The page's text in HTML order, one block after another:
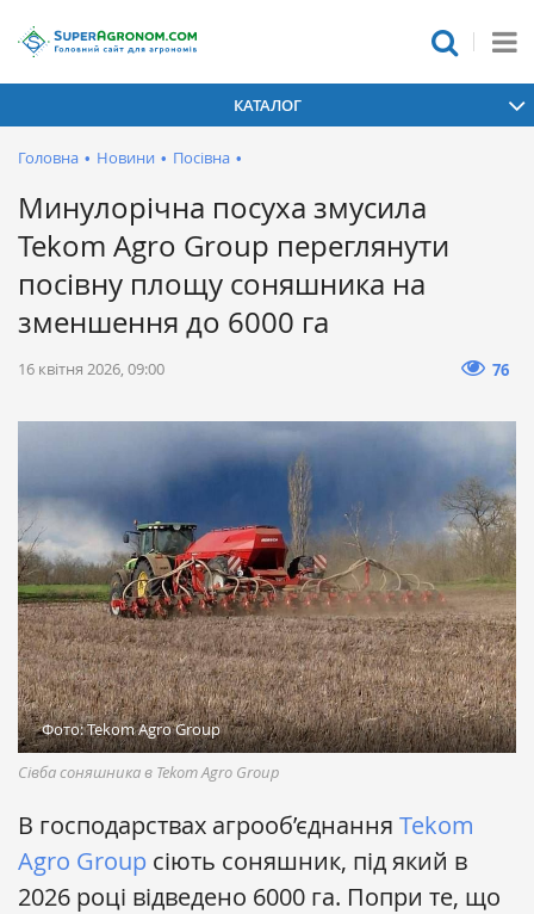
КАТАЛОГ
Головна • Новини • Посівна •
Минулорічна посуха змусила
Tekom Agro Group переглянути
посівну площу соняшника на
зменшення до 6000 га
16 квітня 2026, 09:00 76
Фото: Tekom Agro Group
Сівба соняшника в Tekom Agro Group
В господарствах агрооб’єднання Tekom
Agro Group сіють соняшник, під який в
2026 році відведено 6000 га. Попри те, що